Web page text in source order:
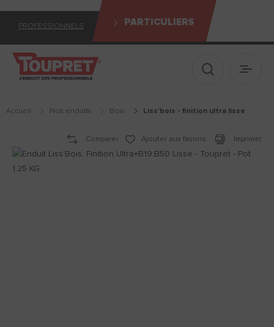
PROFESSIONNELS PARTICULIERS
Afficher le
Accueil Nos enduits bois liss'bois - finition ultra lisse
Comparer Ajouter aux favoris Imprimer